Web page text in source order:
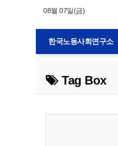
08월 07일(금)
한국노동사회연구소
Tag Box